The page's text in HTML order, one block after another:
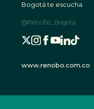
Bogotá te escucha
@RenoBo_Bogota
www.renobo.com.co